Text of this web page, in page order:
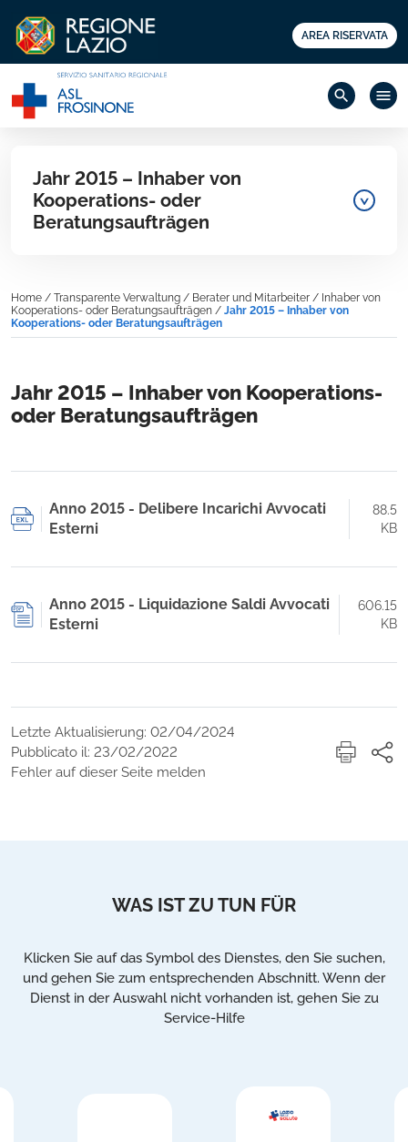
AREA RISERVATA
search menu
Jahr 2015 – Inhaber von
Kooperations- oder
Beratungsaufträgen
Home / Transparente Verwaltung / Berater und Mitarbeiter / Inhaber von
Kooperations- oder Beratungsaufträgen / Jahr 2015 – Inhaber von
Kooperations- oder Beratungsaufträgen
Jahr 2015 – Inhaber von Kooperations-
oder Beratungsaufträgen
Anno 2015 - Delibere Incarichi Avvocati
Esterni
88.5
KB
Anno 2015 - Liquidazione Saldi Avvocati
Esterni
606.15
KB
Letzte Aktualisierung: 02/04/2024
Pubblicato il: 23/02/2022
Fehler auf dieser Seite melden
WAS IST ZU TUN FÜR
Klicken Sie auf das Symbol des Dienstes, den Sie suchen,
und gehen Sie zum entsprechenden Abschnitt. Wenn der
Dienst in der Auswahl nicht vorhanden ist, gehen Sie zu
Service-Hilfe